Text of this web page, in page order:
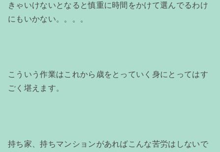
きゃいけないとなると慎重に時間をかけて選んでるわけ
にもいかない。。。。
こういう作業はこれから歳をとっていく身にとってはす
ごく堪えます。
持ち家、持ちマンションがあればこんな苦労はしないで